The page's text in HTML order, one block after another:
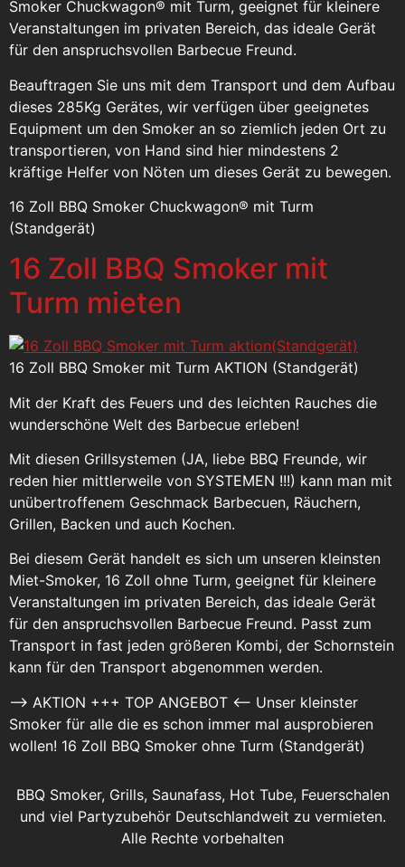
Smoker Chuckwagon® mit Turm, geeignet für kleinere
Veranstaltungen im privaten Bereich, das ideale Gerät
für den anspruchsvollen Barbecue Freund.
Beauftragen Sie uns mit dem Transport und dem Aufbau
dieses 285Kg Gerätes, wir verfügen über geeignetes
Equipment um den Smoker an so ziemlich jeden Ort zu
transportieren, von Hand sind hier mindestens 2
kräftige Helfer von Nöten um dieses Gerät zu bewegen.
16 Zoll BBQ Smoker Chuckwagon® mit Turm
(Standgerät)
16 Zoll BBQ Smoker mit
Turm mieten
16 Zoll BBQ Smoker mit Turm AKTION (Standgerät)
Mit der Kraft des Feuers und des leichten Rauches die
wunderschöne Welt des Barbecue erleben!
Mit diesen Grillsystemen (JA, liebe BBQ Freunde, wir
reden hier mittlerweile von SYSTEMEN !!!) kann man mit
unübertroffenem Geschmack Barbecuen, Räuchern,
Grillen, Backen und auch Kochen.
Bei diesem Gerät handelt es sich um unseren kleinsten
Miet-Smoker, 16 Zoll ohne Turm, geeignet für kleinere
Veranstaltungen im privaten Bereich, das ideale Gerät
für den anspruchsvollen Barbecue Freund. Passt zum
Transport in fast jeden größeren Kombi, der Schornstein
kann für den Transport abgenommen werden.
–> AKTION +++ TOP ANGEBOT <-- Unser kleinster
Smoker für alle die es schon immer mal ausprobieren
wollen! 16 Zoll BBQ Smoker ohne Turm (Standgerät)
BBQ Smoker, Grills, Saunafass, Hot Tube, Feuerschalen
und viel Partyzubehör Deutschlandweit zu vermieten.
Alle Rechte vorbehalten